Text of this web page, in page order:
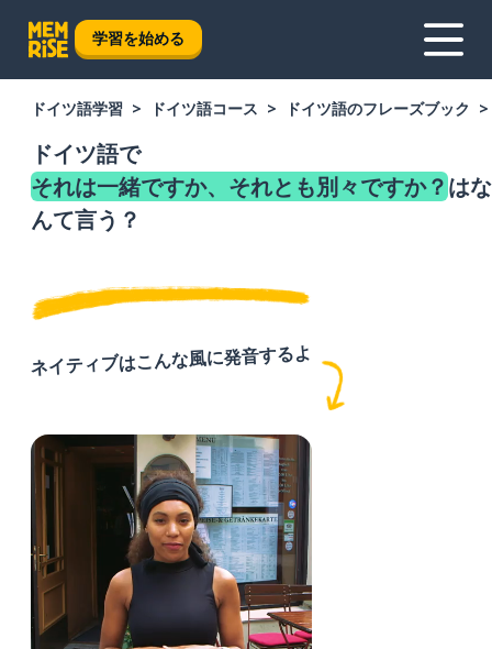
学習を始める
ドイツ語学習 ドイツ語コース ドイツ語のフレーズブック
ドイツ語で
それは一緒ですか、それとも別々ですか？はな
んて言う？
ネイティブはこんな風に発音するよ